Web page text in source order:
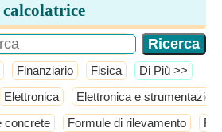
calcolatrice
Finanziario Fisica ​Di Più >>
Elettronica Elettronica e
concrete Formule di rilevamento